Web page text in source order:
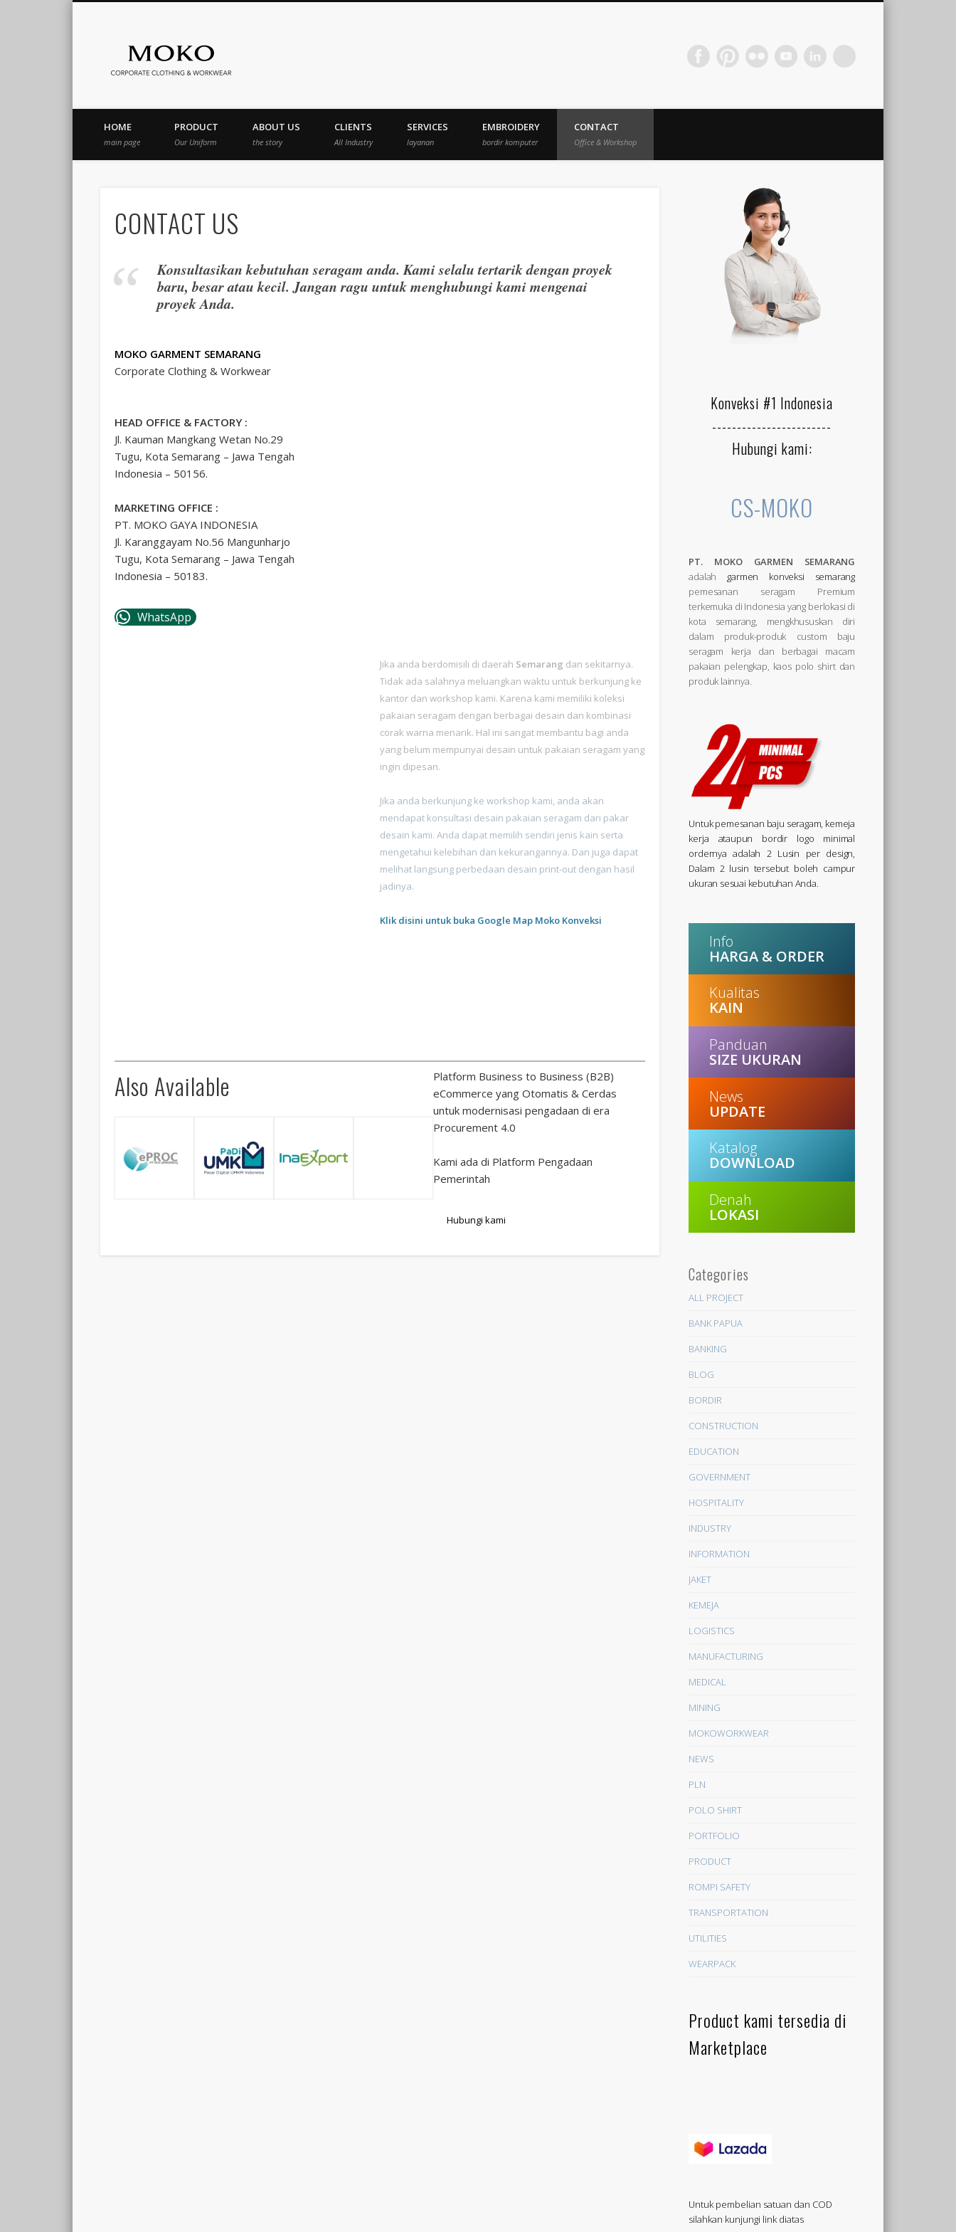
Jasa Bordir Komputer & Seragam Custom
HOME
main page
PRODUCT
Our Uniform
ABOUT US
the story
CLIENTS
All Industry
SERVICES
layanan
EMBROIDERY
bordir komputer
CONTACT
Office & Workshop
CONTACT US
Konsultasikan kebutuhan seragam anda. Kami selalu tertarik dengan proyek
baru, besar atau kecil. Jangan ragu untuk menghubungi kami mengenai
proyek Anda.
MOKO GARMENT SEMARANG
Corporate Clothing & Workwear
HEAD OFFICE & FACTORY :
Jl. Kauman Mangkang Wetan No.29
Tugu, Kota Semarang – Jawa Tengah
Indonesia – 50156.
MARKETING OFFICE :
PT. MOKO GAYA INDONESIA
Jl. Karanggayam No.56 Mangunharjo
Tugu, Kota Semarang – Jawa Tengah
Indonesia – 50183.
WhatsApp
Jika anda berdomisili di daerah Semarang dan sekitarnya.
Tidak ada salahnya meluangkan waktu untuk berkunjung ke
kantor dan workshop kami. Karena kami memiliki koleksi
pakaian seragam dengan berbagai desain dan kombinasi
corak warna menarik. Hal ini sangat membantu bagi anda
yang belum mempunyai desain untuk pakaian seragam yang
ingin dipesan.
Jika anda berkunjung ke workshop kami, anda akan
mendapat konsultasi desain pakaian seragam dari pakar
desain kami. Anda dapat memilih sendiri jenis kain serta
mengetahui kelebihan dan kekurangannya. Dan juga dapat
melihat langsung perbedaan desain print-out dengan hasil
jadinya.
Klik disini untuk buka Google Map Moko Konveksi
Also Available
Platform Business to Business (B2B)
eCommerce yang Otomatis & Cerdas
untuk modernisasi pengadaan di era
Procurement 4.0
Kami ada di Platform Pengadaan
Pemerintah
Hubungi kami
Konveksi #1 Indonesia
------------------------
Hubungi kami:
CS-MOKO
PT. MOKO GARMEN SEMARANG
adalah garmen konveksi semarang
pemesanan seragam Premium
terkemuka di Indonesia yang berlokasi di
kota semarang, mengkhususkan diri
dalam produk-produk custom baju
seragam kerja dan berbagai macam
pakaian pelengkap, kaos polo shirt dan
produk lainnya.
Untuk pemesanan baju seragam, kemeja
kerja ataupun bordir logo minimal
ordernya adalah 2 Lusin per design,
Dalam 2 lusin tersebut boleh campur
ukuran sesuai kebutuhan Anda.
Info
HARGA & ORDER
Kualitas
KAIN
Panduan
SIZE UKURAN
News
UPDATE
Katalog
DOWNLOAD
Denah
LOKASI
Categories
ALL PROJECT
BANK PAPUA
BANKING
BLOG
BORDIR
CONSTRUCTION
EDUCATION
GOVERNMENT
HOSPITALITY
INDUSTRY
INFORMATION
JAKET
KEMEJA
LOGISTICS
MANUFACTURING
MEDICAL
MINING
MOKOWORKWEAR
NEWS
PLN
POLO SHIRT
PORTFOLIO
PRODUCT
ROMPI SAFETY
TRANSPORTATION
UTILITIES
WEARPACK
Product kami tersedia di
Marketplace
Untuk pembelian satuan dan COD
silahkan kunjungi link diatas